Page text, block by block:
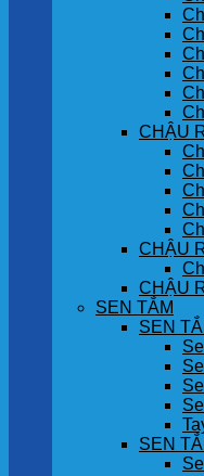
CHẬU
CHẬU
CHẬU
SEN TẮM
SEN
SEN